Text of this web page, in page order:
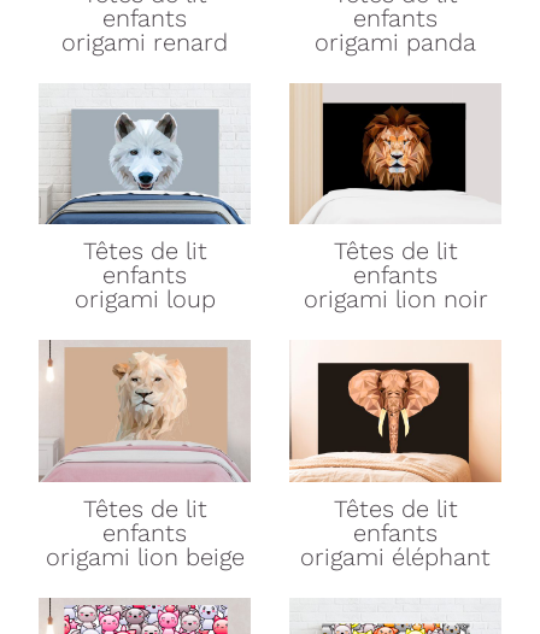
enfants
origami renard
enfants
origami panda
Têtes de lit
enfants
origami loup
Têtes de lit
enfants
origami lion noir
Têtes de lit
enfants
origami lion beige
Têtes de lit
enfants
origami éléphant